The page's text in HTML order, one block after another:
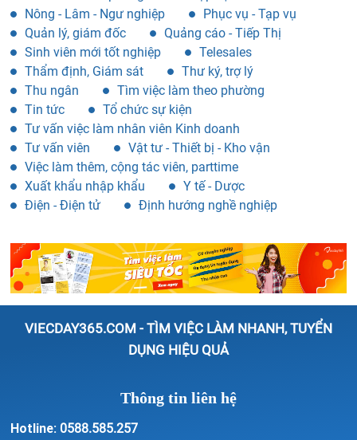
Nông - Lâm - Ngư nghiệp
Phục vụ - Tạp vụ
Quản lý, giám đốc
Quảng cáo - Tiếp Thị
Sinh viên mới tốt nghiệp
Telesales
Thẩm định, Giám sát
Thư ký, trợ lý
Thu ngân
Tìm việc làm theo phường
Tin tức
Tổ chức sự kiện
Tư vấn việc làm nhân viên Kinh doanh
Tư vấn viên
Vật tư - Thiết bị - Kho vận
Việc làm thêm, cộng tác viên, parttime
Xuất khẩu nhập khẩu
Y tế - Dược
Điện - Điện tử
Định hướng nghề nghiệp
VIECDAY365.COM - TÌM VIỆC LÀM NHANH, TUYỂN
DỤNG HIỆU QUẢ
Thông tin liên hệ
Hotline: 0588.585.257